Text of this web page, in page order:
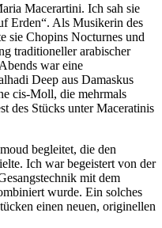
Macerartini. Ich sah sie
Erden“. Als Musikerin des
sie Chopins Nocturnes und
traditioneller arabischer
war eine
Deep aus Damaskus
cis-Moll, die mehrmals
des Stücks unter Maceratinis
begleitet, die den
Ich war begeistert von der
mit dem
wurde. Ein solches
einen neuen, originellen